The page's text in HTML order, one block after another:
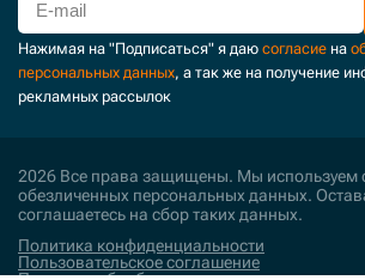
Нажимая на "Подписаться" я даю согласие на
персональных данных, а так же на получение
рекламных рассылок
2026 Все права защищены. Мы используем
обезличенных персональных данных.
соглашаетесь на сбор таких данных.
Политика конфиденциальности
Пользовательское соглашение